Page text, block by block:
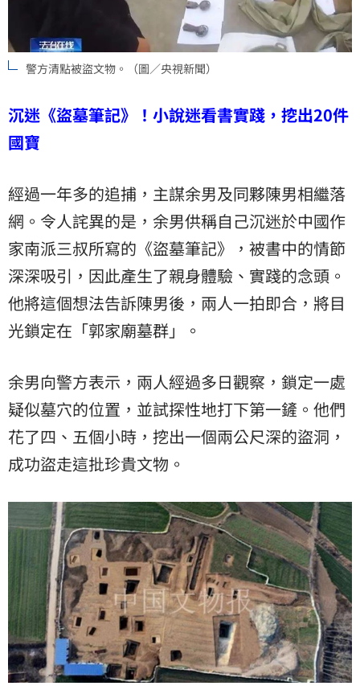
警方清點被盜文物。（圖／央視新聞）
沉迷《盜墓筆記》！小說迷看書實踐，挖出20件
國寶
經過一年多的追捕，主謀余男及同夥陳男相繼落
網。令人詫異的是，余男供稱自己沉迷於中國作
家南派三叔所寫的《盜墓筆記》，被書中的情節
深深吸引，因此產生了親身體驗、實踐的念頭。
他將這個想法告訴陳男後，兩人一拍即合，將目
光鎖定在「郭家廟墓群」。
余男向警方表示，兩人經過多日觀察，鎖定一處
疑似墓穴的位置，並試探性地打下第一鏟。他們
花了四、五個小時，挖出一個兩公尺深的盜洞，
成功盜走這批珍貴文物。